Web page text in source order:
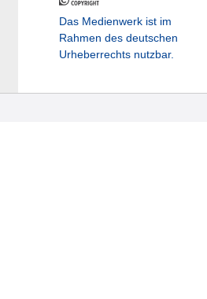
Das Medienwerk ist im
Rahmen des deutschen
Urheberrechts nutzbar.